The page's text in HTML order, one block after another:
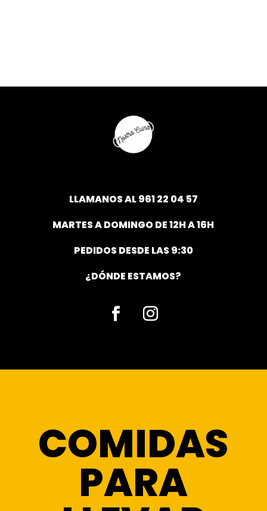
LLAMANOS AL961 22 04 57
MARTES A DOMINGO DE 12H A 16H
PEDIDOS DESDE LAS 9:30
¿DÓNDE ESTAMOS?
COMIDAS
PARA